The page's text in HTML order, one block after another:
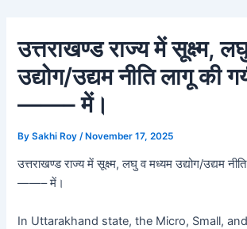
content
उत्तराखण्ड राज्य में सूक्ष्म,
उद्योग/उद्यम नीति लागू की
——– में।
BySakhi Roy /November 17, 2025
उत्तराखण्ड राज्य में सूक्ष्म, लघु व मध्यम उद्योग/उद्यम
——– में।
In Uttarakhand state, the Micro, Small,